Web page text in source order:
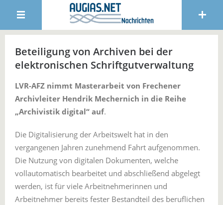
Beteiligung von Archiven bei der
elektronischen Schriftgutverwaltung
LVR-AFZ nimmt Masterarbeit von Frechener
Archivleiter Hendrik Mechernich in die Reihe
„Archivistik digital“ auf.
Die Digitalisierung der Arbeitswelt hat in den
vergangenen Jahren zunehmend Fahrt aufgenommen.
Die Nutzung von digitalen Dokumenten, welche
vollautomatisch bearbeitet und abschließend abgelegt
werden, ist für viele Arbeitnehmerinnen und
Arbeitnehmer bereits fester Bestandteil des beruflichen